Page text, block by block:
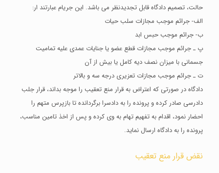
حالت، تصمیم دادگاه قابل تجدیدنظر می باشد. این جریام عبارتند ار:
الف- جرائم موجب مجازات سلب حیات
ب- جرائم موجب حبس ابد
پ ـ جرائم موجب مجازات قطع عضو یا جنایات عمدی علیه تمامیت
جسمانی با میزان نصف دیه کامل یا بیش از آن
ت ـ جرائم موجب مجازات تعزیری درجه سه و بالاتر
دادگاه در صورتی که اعتراض به قرار منع تعقیب را موجه بداند، قرار جلب
دادرسی صادر کرده و پرونده را به دادسرا برگردانده تا بازپرس متهم را
احضار نمود، اقدام به تفهیم تهام به وی کرده و پس از اخذ تامین مناسب،
پرونده را به دادگاه ارسال نماید.
نقض قرار منع تعقیب